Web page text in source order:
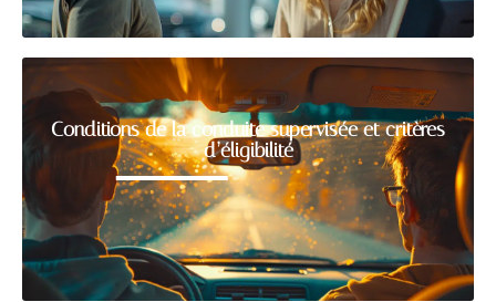
Conditions de la conduite supervisée et critères
d’éligibilité